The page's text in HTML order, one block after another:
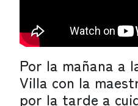
Por la mañana a
Villa con la
por la tarde a